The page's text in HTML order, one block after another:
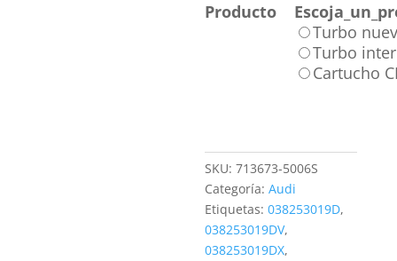
Producto
Turbo
Turbo
Cartucho
SKU:713673-5006S
Categoría:Audi
Etiquetas:038253019D,
038253019DV,
038253019DX,